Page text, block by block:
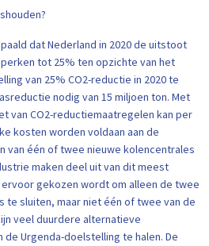
dat Nederland in 2020 de uitstoot
tot 25% ten opzichte van het
van 25% CO2-reductie in 2020 te
nodig van 15 miljoen ton. Met
van CO2-reductiemaatregelen kan per
kosten worden voldaan aan de
van één of twee nieuwe kolencentrales
maken deel uit van dit meest
gekozen wordt om alleen de twee
te sluiten, maar niet één of twee van de
veel duurdere alternatieve
Urgenda-doelstelling te halen. De